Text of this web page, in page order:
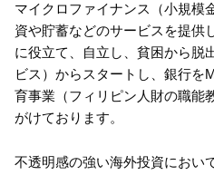
マイクロファイナンス（小規模
資や貯蓄などのサービスを提供
に役立て、自立し、貧困から脱
ビス）からスタートし、銀行を
育事業（フィリピン人財の職能
がけております。
不透明感の強い海外投資におい